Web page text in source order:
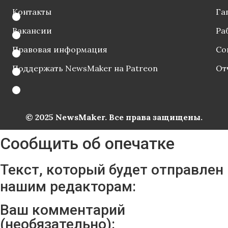
Контакты
Вакансии
Правовая информация
Поддержать NewsMaker на Patreon
© 2025 NewsMaker. Все права защищены.
Сообщить об опечатке
Текст, который будет отправлен
нашим редакторам:
Ваш комментарий
(необязательно):